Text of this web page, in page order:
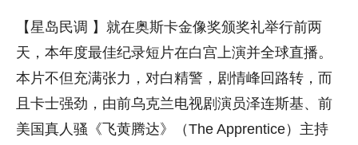
【星岛民调 】就在奥斯卡金像奖颁奖礼举行前两
天，本年度最佳纪录短片在白宫上演并全球直播。
本片不但充满张力，对白精警，剧情峰回路转，而
且卡士强劲，由前乌克兰电视剧演员泽连斯基、前
美国真人骚《飞黄腾达》（The Apprentice）主持